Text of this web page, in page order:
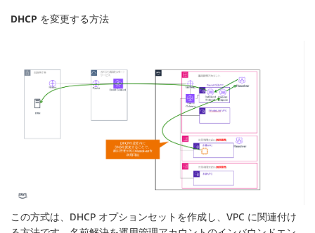
DHCP を変更する方法
この方式は、DHCP オプションセットを作成し、VPC に関連付け